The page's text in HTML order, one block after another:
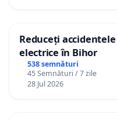
Reduceți
electrice în Bihor
538 semnături
45 Semnături / 7 zile
28 Jul 2026